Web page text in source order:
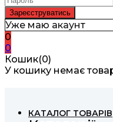
Уже маю акаунт
0
0
Кошик(0)
У кошику немає
КАТАЛОГ ТОВАРІВ